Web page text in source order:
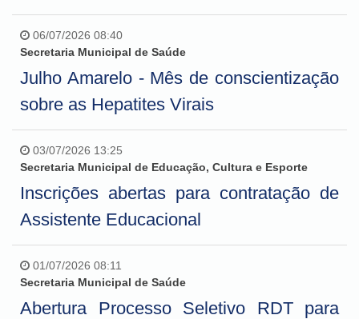
06/07/2026 08:40
Secretaria Municipal de Saúde
Julho Amarelo - Mês de conscientização
sobre as Hepatites Virais
03/07/2026 13:25
Secretaria Municipal de Educação, Cultura e Esporte
Inscrições abertas para contratação de
Assistente Educacional
01/07/2026 08:11
Secretaria Municipal de Saúde
Abertura Processo Seletivo RDT para